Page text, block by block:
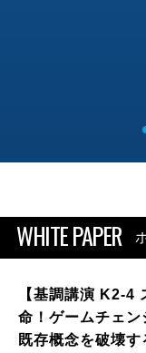
WHITE PAPER
【基調講演 K2-4
命！ゲームチェ
既存概念を破壊